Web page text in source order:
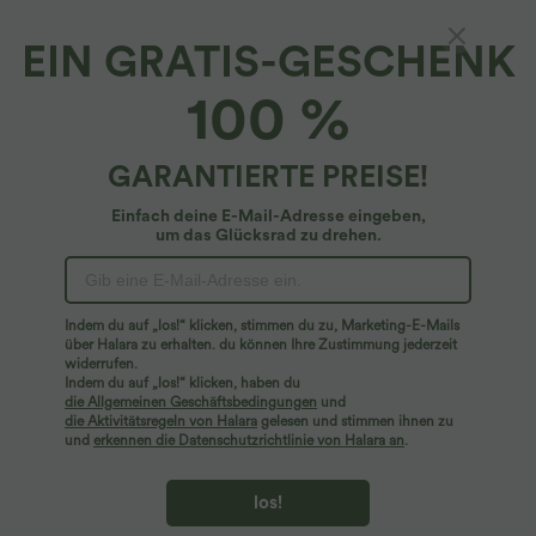
EIN GRATIS-GESCHENK
100 %
GARANTIERTE PREISE!
Einfach deine E-Mail-Adresse eingeben,
um das Glücksrad zu drehen.
Indem du auf „los!“ klicken, stimmen du zu, Marketing-E-Mails
über Halara zu erhalten. du können Ihre Zustimmung jederzeit
widerrufen.
Indem du auf „los!“ klicken, haben du
die Allgemeinen Geschäftsbedingungen und
die Aktivitätsregeln von Halara gelesen und stimmen ihnen zu
und erkennen die Datenschutzrichtlinie von Halara an.
los!
SoftlyZero™ Airy*
Softlyzero™ Airy Shorts mit hoher Taille,
Kordelzug und seitlichen Taschen, einfarbig,
$31.95 USD